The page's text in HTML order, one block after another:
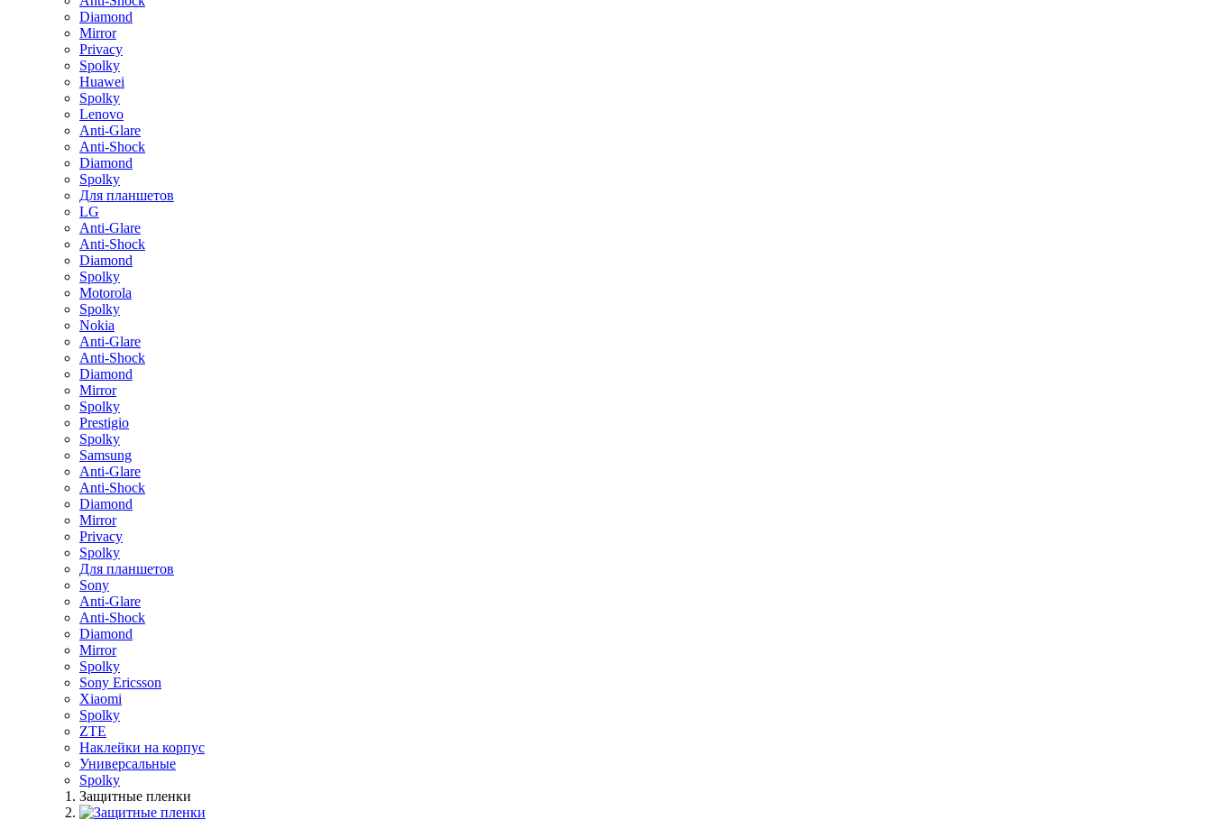
Diamond
Mirror
Privacy
Spolky
Huawei
Spolky
Lenovo
Anti-Glare
Anti-Shock
Diamond
Spolky
Для планшетов
LG
Anti-Glare
Anti-Shock
Diamond
Spolky
Motorola
Spolky
Nokia
Anti-Glare
Anti-Shock
Diamond
Mirror
Spolky
Prestigio
Spolky
Samsung
Anti-Glare
Anti-Shock
Diamond
Mirror
Privacy
Spolky
Для планшетов
Sony
Anti-Glare
Anti-Shock
Diamond
Mirror
Spolky
Sony Ericsson
Xiaomi
Spolky
ZTE
Наклейки на корпус
Универсальные
Spolky
Защитные пленки